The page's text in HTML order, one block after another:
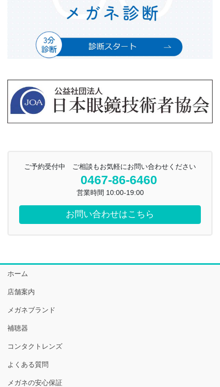
ご予約受付中 ご相談もお気軽にお問い合わせください
0467-86-6460
営業時間 10:00-19:00
お問い合わせはこちら
ホーム
店舗案内
メガネブランド
補聴器
コンタクトレンズ
よくある質問
メガネの安心保証